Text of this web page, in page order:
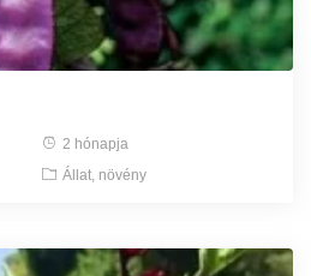
2 hónapja
Állat, növény